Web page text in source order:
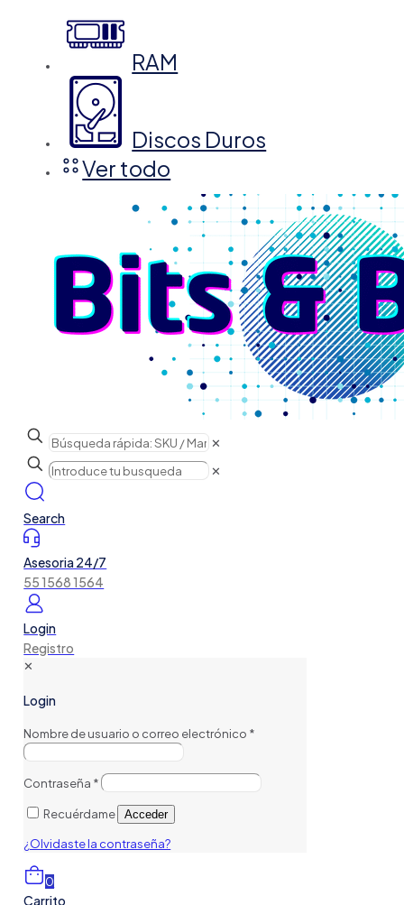
RAM
Discos Duros
Ver todo
✕
✕
Search
Asesoria 24/7
55 1568 1564
Login
Registro
✕
Login
Nombre de usuario o correo electrónico *
Contraseña *
Recuérdame Acceder
¿Olvidaste la contraseña?
0
Carrito